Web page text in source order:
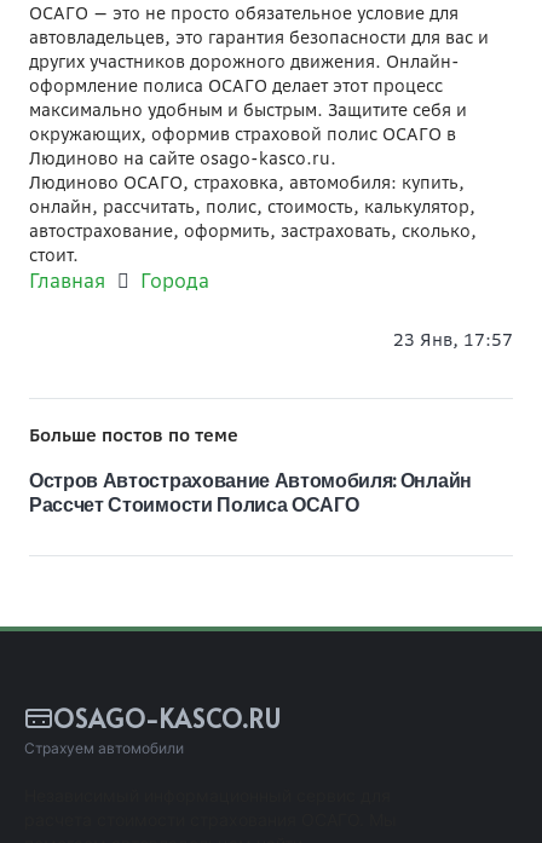
ОСАГО — это не просто обязательное условие для
автовладельцев, это гарантия безопасности для вас и
других участников дорожного движения. Онлайн-
оформление полиса ОСАГО делает этот процесс
максимально удобным и быстрым. Защитите себя и
окружающих, оформив страховой полис ОСАГО в
Людиново на сайте osago-kasco.ru.
Людиново ОСАГО, страховка, автомобиля: купить,
онлайн, рассчитать, полис, стоимость, калькулятор,
автострахование, оформить, застраховать, сколько,
стоит.
Главная Города
23 Янв, 17:57
Больше постов по теме
Остров Автострахование Автомобиля: Онлайн
Рассчет Стоимости Полиса ОСАГО
OSAGO-KASCO.RU
Страхуем автомобили